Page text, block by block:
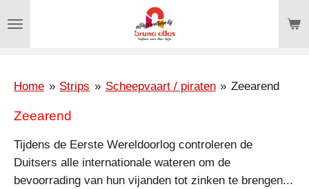
direct
hoofdinhoud
Home » Strips » Scheepvaart / piraten » Zeearend
Zeearend
Tijdens de Eerste Wereldoorlog controleren de
Duitsers alle internationale wateren om de
bevoorrading van hun vijanden tot zinken te brengen...